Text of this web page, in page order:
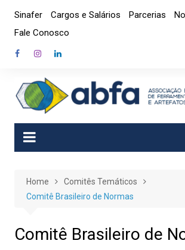
content
Sinafer Cargos e Salários Parcerias
Fale Conosco
Home
Comitês Temáticos
Comitê Brasileiro de Normas
Comitê Brasileiro de